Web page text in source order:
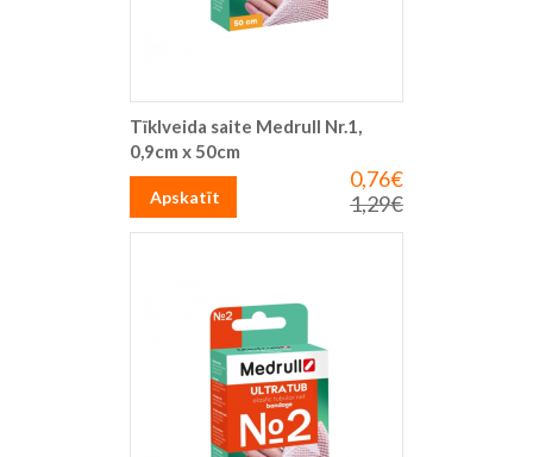
Tīklveida saite Medrull Nr.1,
0,9cm x 50cm
Īpaša
cena
0,76€
Parastā
cena
1,29€
Apskatīt